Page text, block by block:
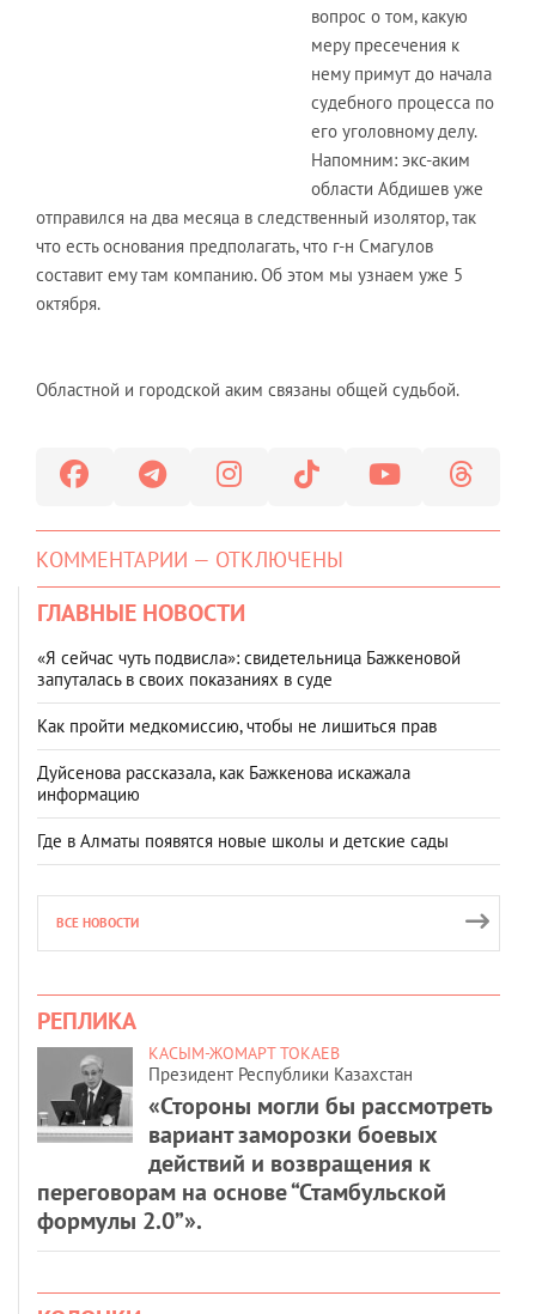
вопрос о том, какую
меру пресечения к
нему примут до начала
судебного процесса по
его уголовному делу.
Напомним: экс-аким
области Абдишев уже
отправился на два месяца в следственный изолятор, так
что есть основания предполагать, что г-н Смагулов
составит ему там компанию. Об этом мы узнаем уже 5
октября.
Областной и городской аким связаны общей судьбой.
КОММЕНТАРИИ — ОТКЛЮЧЕНЫ
ГЛАВНЫЕ НОВОСТИ
«Я сейчас чуть подвисла»: свидетельница Бажкеновой
запуталась в своих показаниях в суде
Как пройти медкомиссию, чтобы не лишиться прав
Дуйсенова рассказала, как Бажкенова искажала
информацию
Где в Алматы появятся новые школы и детские сады
ВСЕ НОВОСТИ
РЕПЛИКА
КАСЫМ-ЖОМАРТ ТОКАЕВ
Президент Республики Казахстан
«Стороны могли бы рассмотреть
вариант заморозки боевых
действий и возвращения к
переговорам на основе “Стамбульской
формулы 2.0”».